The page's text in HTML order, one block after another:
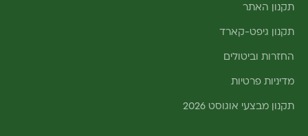
תקנון האתר
תקנון גיפט-קארד
החזרות וביטולים
מדיניות פרטיות
תקנון מבצעי אוגוסט 2026